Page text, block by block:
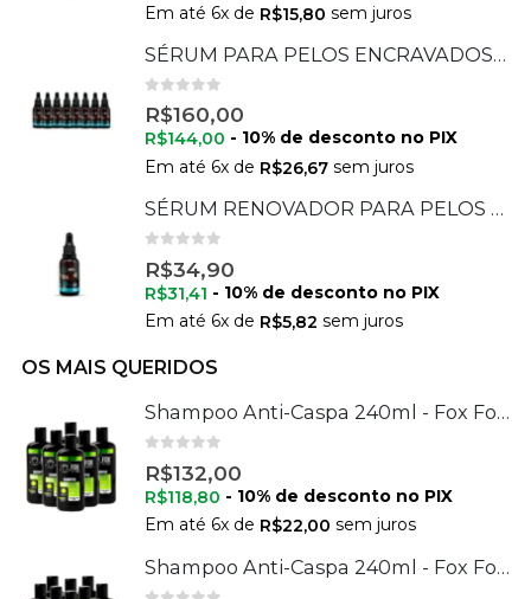
Em até 6x de R$15,80 sem juros
SÉRUM PARA PELOS ENCRAVADOS 30 ML - 08 UNIDADES
de 5
R$160,00
R$144,00 - 10% de desconto no PIX
Em até 6x de R$26,67sem juros
SÉRUM RENOVADOR PARA PELOS ENCRAVADOS 30 ML
de 5
R$34,90
R$31,41 - 10% de desconto no PIX
Em até 6x de R$5,82 sem juros
OS MAIS QUERIDOS
Shampoo Anti-Caspa 240ml - Fox For Men - 6 Unidades
de 5
R$132,00
R$118,80 - 10% de desconto no PIX
Em até 6x de R$22,00 sem juros
Shampoo Anti-Caspa 240ml - Fox For Men - 8 Unidades